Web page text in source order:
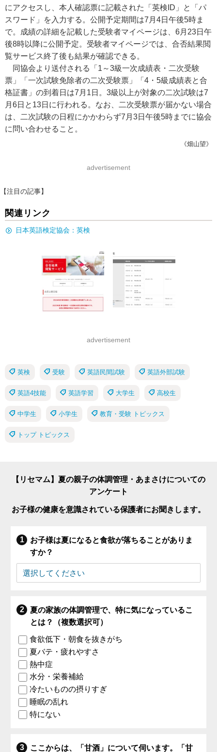
にアクセスし、本人確認票に記載された「英検ID」と「パ
スワード」を入力する。公開予定期間は7月4日午後5時ま
で。成績の詳細を記載した受験者マイページは、6月23日午
後8時以降に公開予定。受験者マイページでは、合否結果閲
覧サービス終了後も結果が確認できる。
同協会より送付される「1～3級一次成績表・二次受験
票」「一次試験免除者の二次受験票」「4・5級成績表と合
格証書」の到着日は7月1日。3級以上が対象の二次試験は7
月6日と13日に行われる。なお、二次受験票が届かない場合
は、二次試験の日程にかかわらず7月3日午後5時までに協会
に問い合わせること。
《畑山望》
advertisement
【注目の記事】
関連リンク
日本英語検定協会：英検
advertisement
英検 受験 英語民間試験 英語外部試験
英語4技能 英語学習 大学生 高校生
中学生 小学生 教育・受験 トピックス
トップ トピックス
【リセマム】夏の親子の体調管理・あまさけについての
アンケート
お子様の健康を意識されている保護者にお聞きします。
お子様は夏になると食欲が落ちることがありま
すか？
夏の家族の体調管理で、特に気になっているこ
とは？（複数選択可）
食欲低下・朝食を抜きがち
夏バテ・疲れやすさ
熱中症
水分・栄養補給
冷たいものの摂りすぎ
睡眠の乱れ
特にない
ここからは、「甘酒」について伺います。「甘